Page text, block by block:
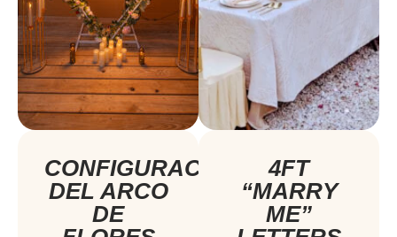
CONFIGURACIÓN
DEL ARCO
DE
4FT
“MARRY
ME”